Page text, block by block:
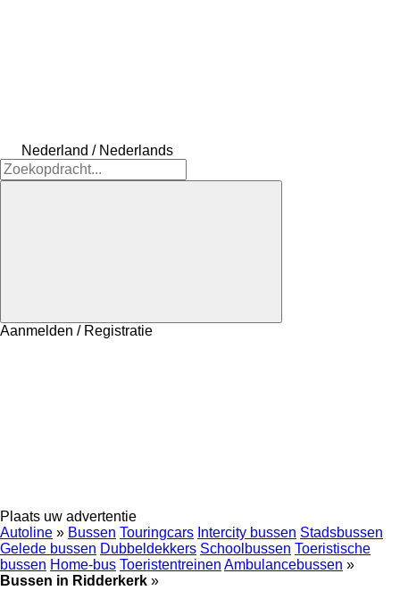
Nederland / Nederlands
Aanmelden / Registratie
Plaats uw advertentie
Autoline » Bussen Touringcars Intercity bussen Stadsbussen
Gelede bussen Dubbeldekkers Schoolbussen Toeristische
bussen Home-bus Toeristentreinen Ambulancebussen »
Bussen in Ridderkerk »